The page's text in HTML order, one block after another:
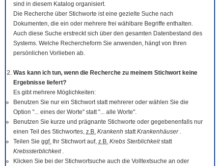
sind in diesem Katalog organisiert.
Die Recherche über Stichworte ist eine gezielte Suche nach
Dokumenten, die ein oder mehrere frei wählbare Begriffe enthalten.
Auch diese Suche erstreckt sich über den gesamten Datenbestand des
Systems. Welche Rechercheform Sie anwenden, hängt von Ihren
persönlichen Vorlieben ab.
Was kann ich tun, wenn die Recherche zu meinem Stichwort keine
Ergebnisse liefert?
Es gibt mehrere Möglichkeiten:
Benutzen Sie nur ein Stichwort statt mehrerer oder wählen Sie die
Option "... eines der Worte" statt "... alle Worte".
Benutzen Sie kurze und prägnante Stichworte oder gegebenenfalls nur
einen Teil des Stichwortes, z.B. Krankenh stattKrankenhäuser .
Teilen Sie ggf. Ihr Stichwort auf, z.B. Krebs Sterblichkeitstatt
Krebssterblichkeit .
Klicken Sie bei der Stichwortsuche auch die Volltextsuche an oder